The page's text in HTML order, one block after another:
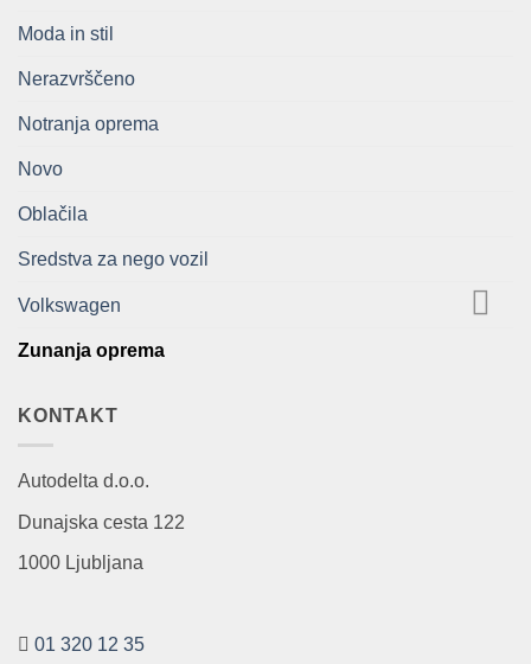
Moda in stil
Nerazvrščeno
Notranja oprema
Novo
Oblačila
Sredstva za nego vozil
Volkswagen
Zunanja oprema
KONTAKT
Autodelta d.o.o.
Dunajska cesta 122
1000 Ljubljana
01 320 12 35